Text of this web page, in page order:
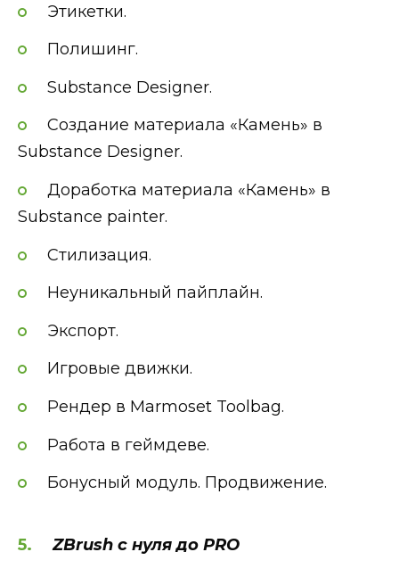
Этикетки.
Полишинг.
Substance Designer.
Создание материала «Камень» в
Substance Designer.
Доработка материала «Камень» в
Substance painter.
Стилизация.
Неуникальный пайплайн.
Экспорт.
Игровые движки.
Рендер в Marmoset Toolbag.
Работа в геймдеве.
Бонусный модуль. Продвижение.
ZBrush с нуля до PRO